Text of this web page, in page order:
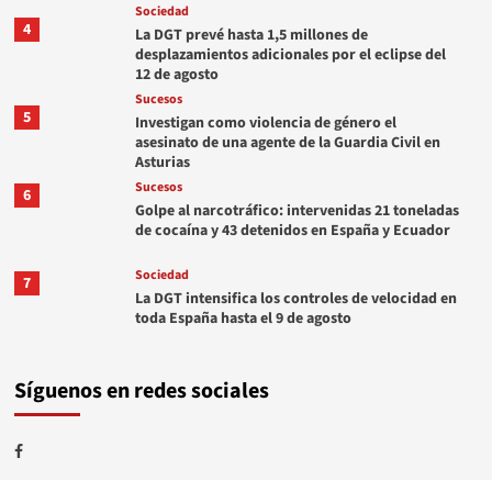
4
Sociedad
La DGT prevé hasta 1,5 millones de
desplazamientos adicionales por el eclipse del
12 de agosto
5
Sucesos
Investigan como violencia de género el
asesinato de una agente de la Guardia Civil en
Asturias
6
Sucesos
Golpe al narcotráfico: intervenidas 21 toneladas
de cocaína y 43 detenidos en España y Ecuador
7 Sociedad
La DGT intensifica los controles de velocidad en
toda España hasta el 9 de agosto
Síguenos en redes sociales
Facebook